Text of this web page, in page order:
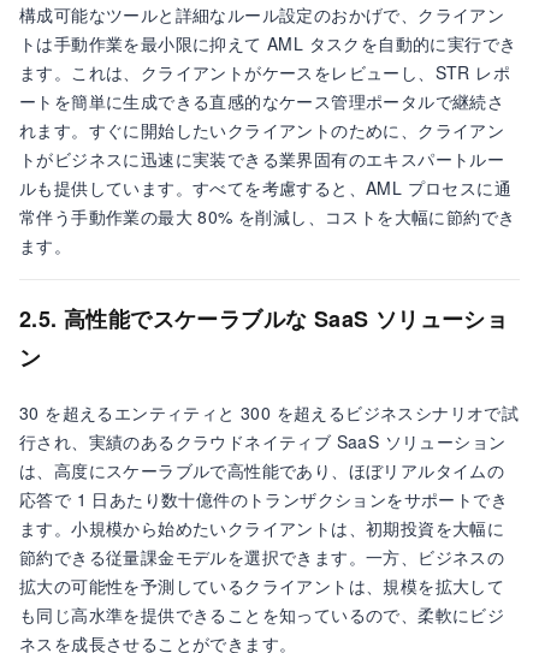
構成可能なツールと詳細なルール設定のおかげで、クライアン
トは手動作業を最小限に抑えて AML タスクを自動的に実行でき
ます。これは、クライアントがケースをレビューし、STR レポ
ートを簡単に生成できる直感的なケース管理ポータルで継続さ
れます。すぐに開始したいクライアントのために、クライアン
トがビジネスに迅速に実装できる業界固有のエキスパートルー
ルも提供しています。すべてを考慮すると、AML プロセスに通
常伴う手動作業の最大 80% を削減し、コストを大幅に節約でき
ます。
2.5. 高性能でスケーラブルな SaaS ソリューショ
ン
30 を超えるエンティティと 300 を超えるビジネスシナリオで試
行され、実績のあるクラウドネイティブ SaaS ソリューション
は、高度にスケーラブルで高性能であり、ほぼリアルタイムの
応答で 1 日あたり数十億件のトランザクションをサポートでき
ます。小規模から始めたいクライアントは、初期投資を大幅に
節約できる従量課金モデルを選択できます。一方、ビジネスの
拡大の可能性を予測しているクライアントは、規模を拡大して
も同じ高水準を提供できることを知っているので、柔軟にビジ
ネスを成長させることができます。